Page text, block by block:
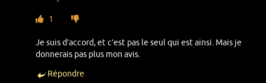
1
Je suis d’accord, et c’est pas le seul qui est ainsi. Mais je
donnerais pas plus mon avis.
Répondre